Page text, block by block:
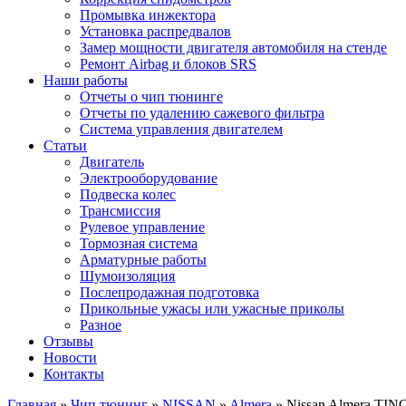
Промывка инжектора
Установка распредвалов
Замер мощности двигателя автомобиля на стенде
Ремонт Airbag и блоков SRS
Наши работы
Отчеты о чип тюнинге
Отчеты по удалению сажевого фильтра
Система управления двигателем
Статьи
Двигатель
Электрооборудование
Подвеска колес
Трансмиссия
Рулевое управление
Тормозная система
Арматурные работы
Шумоизоляция
Послепродажная подготовка
Прикольные ужасы или ужасные приколы
Разное
Отзывы
Новости
Контакты